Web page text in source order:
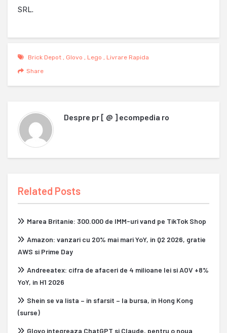
SRL.
Brick Depot , Glovo , Lego , Livrare Rapida
Share
Despre pr [ @ ] ecompedia ro
Related Posts
Marea Britanie: 300.000 de IMM-uri vand pe TikTok Shop
Amazon: vanzari cu 20% mai mari YoY, in Q2 2026, gratie
AWS si Prime Day
Andreeatex: cifra de afaceri de 4 milioane lei si AOV +8%
YoY, in H1 2026
Shein se va lista – in sfarsit – la bursa, in Hong Kong
(surse)
Glovo integreaza ChatGPT si Claude, pentru o noua